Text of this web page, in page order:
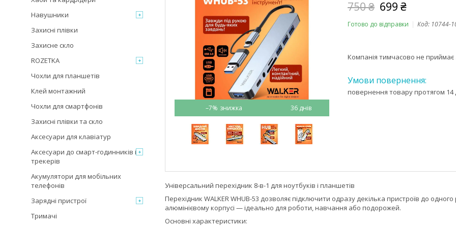
–7% 36 днів
750 ₴ 699 ₴
Готово до відправки Код: 10744-
Компанія тимчасово не
повернення товару протягом 14
Універсальний перехідник 8-в-1 для ноутбуків і планшетів
Перехідник WALKER WHUB-53 дозволяє підключити одразу декілька пристроїв до
алюмінієвому корпусі — ідеально для роботи, навчання або подорожей.
Основні характеристики:
Навушники
Захисні плівки
Захисне скло
ROZETKA
Чохли для планшетів
Клей монтажний
Чохли для смартфонів
Захисні плівки та скло
Аксесуари для клавіатур
Аксесуари до смарт-годинників і
трекерів
Акумулятори для мобільних
телефонів
Зарядні пристрої
Тримачі